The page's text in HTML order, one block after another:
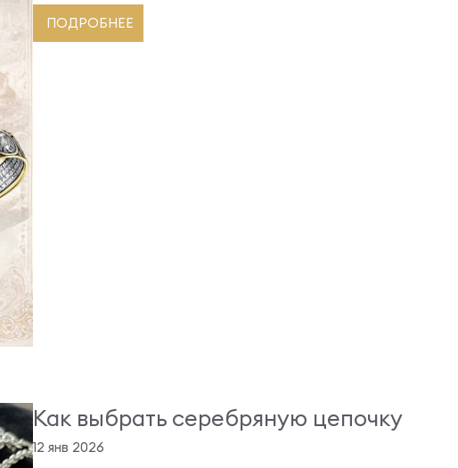
ПОДРОБНЕЕ
Как выбрать серебряную цепочку
12 янв 2026